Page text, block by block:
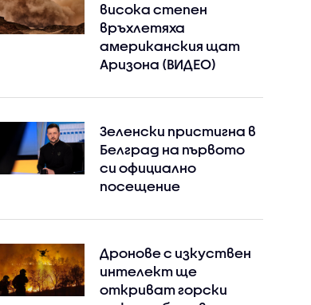
висока степен
връхлетяха
американския щат
Аризона (ВИДЕО)
Зеленски пристигна в
Белград на първото
си официално
посещение
Дронове с изкуствен
интелект ще
откриват горски